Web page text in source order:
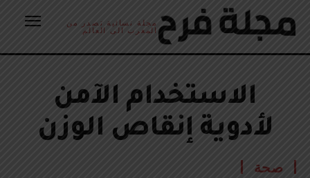
مجلة نسائية تصدر من
المغرب الى العالم
الاستخدام الآمن
لأدوية إنقاص الوزن
صحة